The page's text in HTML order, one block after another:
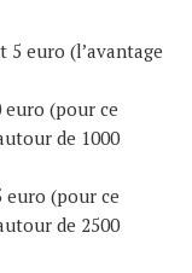
5 euro (l’avantage
(pour ce
de 1000
euro (pour ce
de 2500